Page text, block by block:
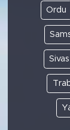
Ordu
Sivas